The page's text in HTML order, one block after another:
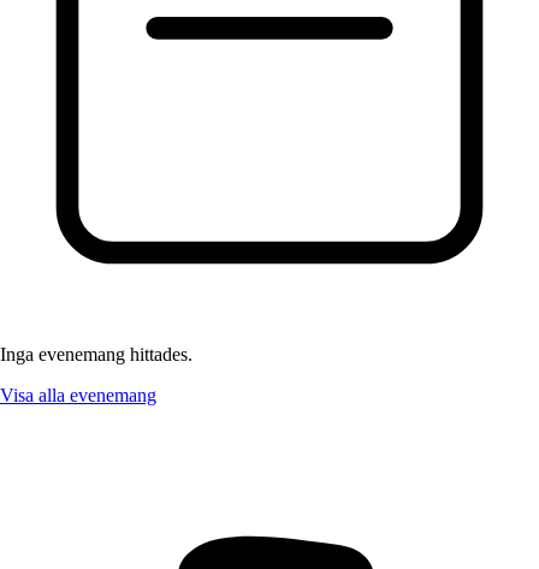
Inga evenemang hittades.
Visa alla evenemang